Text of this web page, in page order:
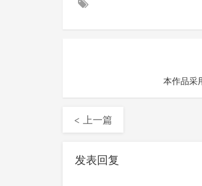
本作品采
< 上一篇
发表回复